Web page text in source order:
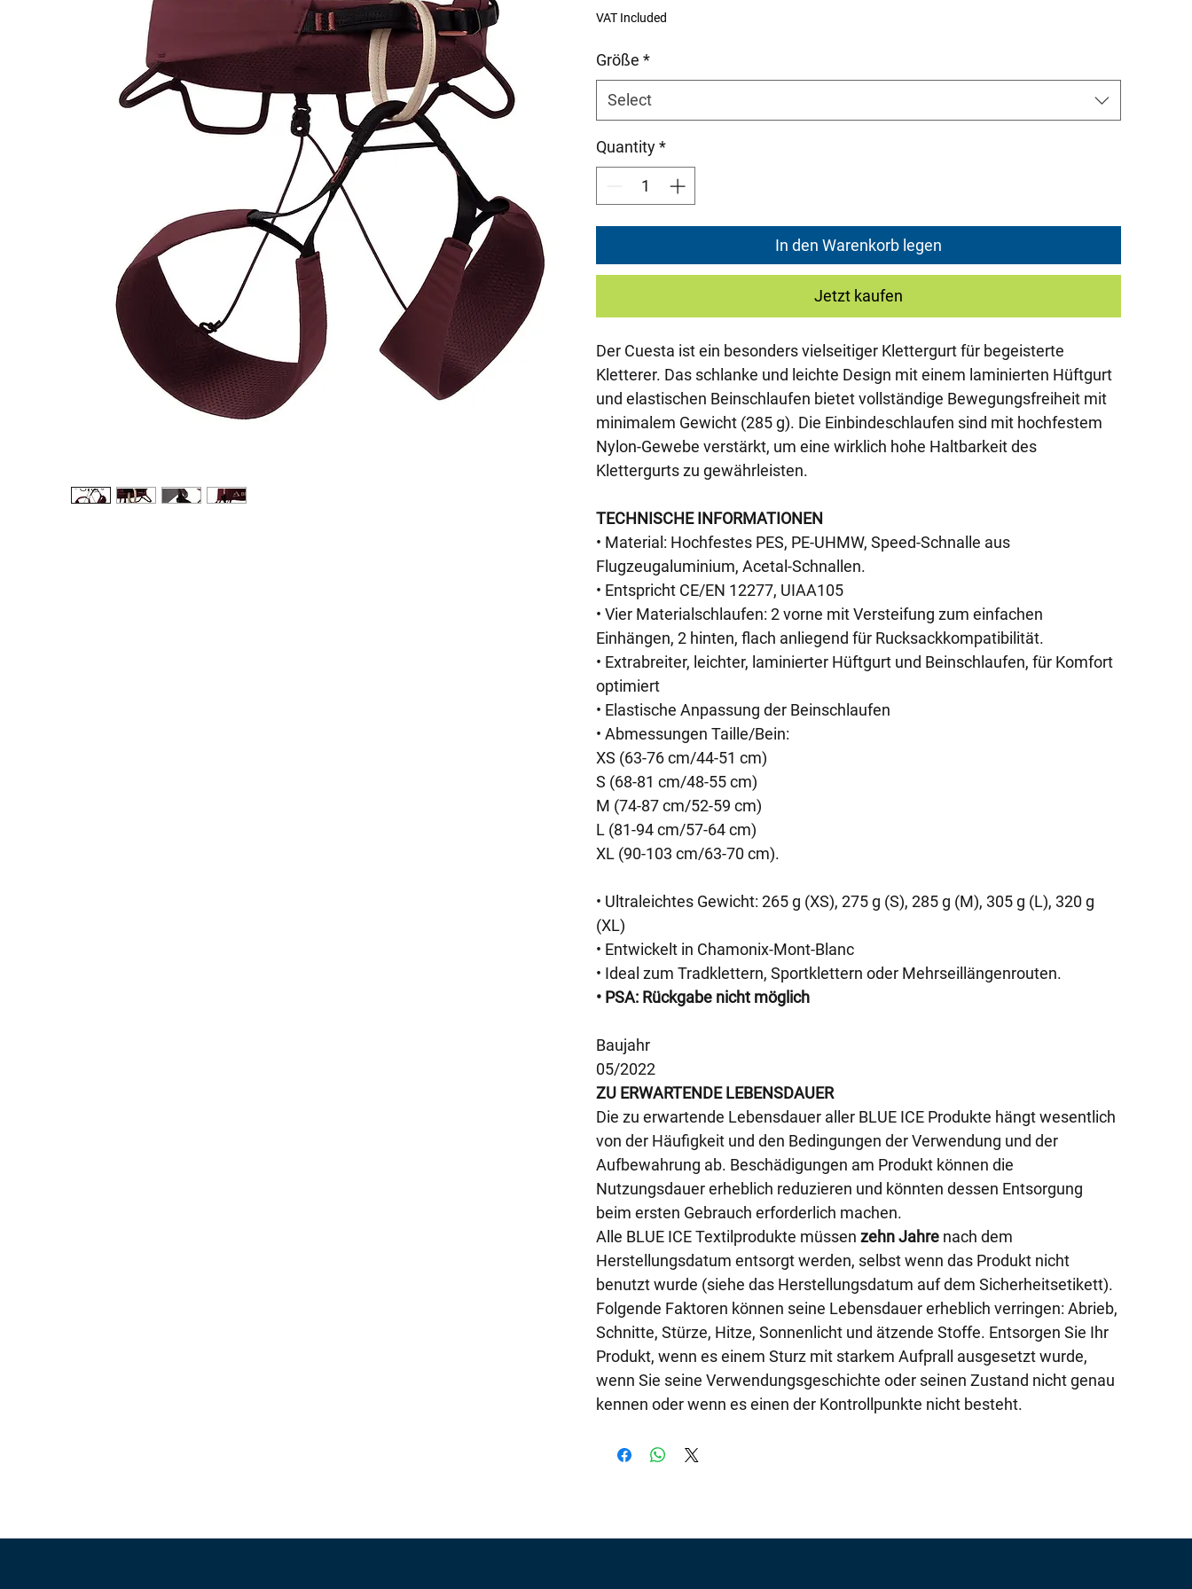
VAT Included
Größe *
Select
Quantity*
In den Warenkorb legen
Jetzt kaufen
Der Cuesta ist ein besonders vielseitiger Klettergurt für begeisterte
Kletterer. Das schlanke und leichte Design mit einem laminierten Hüftgurt
und elastischen Beinschlaufen bietet vollständige Bewegungsfreiheit mit
minimalem Gewicht (285 g). Die Einbindeschlaufen sind mit hochfestem
Nylon-Gewebe verstärkt, um eine wirklich hohe Haltbarkeit des
Klettergurts zu gewährleisten.
TECHNISCHE INFORMATIONEN
• Material: Hochfestes PES, PE-UHMW, Speed-Schnalle aus
Flugzeugaluminium, Acetal-Schnallen.
• Entspricht CE/EN 12277, UIAA105
• Vier Materialschlaufen: 2 vorne mit Versteifung zum einfachen
Einhängen, 2 hinten, flach anliegend für Rucksackkompatibilität.
• Extrabreiter, leichter, laminierter Hüftgurt und Beinschlaufen, für Komfort
optimiert
• Elastische Anpassung der Beinschlaufen
• Abmessungen Taille/Bein:
XS (63-76 cm/44-51 cm)
S (68-81 cm/48-55 cm)
M (74-87 cm/52-59 cm)
L (81-94 cm/57-64 cm)
XL (90-103 cm/63-70 cm).
• Ultraleichtes Gewicht: 265 g (XS), 275 g (S), 285 g (M), 305 g (L), 320 g
(XL)
• Entwickelt in Chamonix-Mont-Blanc
• Ideal zum Tradklettern, Sportklettern oder Mehrseillängenrouten.
• PSA: Rückgabe nicht möglich
Baujahr
05/2022
ZU ERWARTENDE LEBENSDAUER
Die zu erwartende Lebensdauer aller BLUE ICE Produkte hängt wesentlich
von der Häufigkeit und den Bedingungen der Verwendung und der
Aufbewahrung ab. Beschädigungen am Produkt können die
Nutzungsdauer erheblich reduzieren und könnten dessen Entsorgung
beim ersten Gebrauch erforderlich machen.
Alle BLUE ICE Textilprodukte müssen zehn Jahre nach dem
Herstellungsdatum entsorgt werden, selbst wenn das Produkt nicht
benutzt wurde (siehe das Herstellungsdatum auf dem Sicherheitsetikett).
Folgende Faktoren können seine Lebensdauer erheblich verringen: Abrieb,
Schnitte, Stürze, Hitze, Sonnenlicht und ätzende Stoffe. Entsorgen Sie Ihr
Produkt, wenn es einem Sturz mit starkem Aufprall ausgesetzt wurde,
wenn Sie seine Verwendungsgeschichte oder seinen Zustand nicht genau
kennen oder wenn es einen der Kontrollpunkte nicht besteht.